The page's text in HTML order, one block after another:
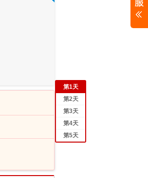
第1天
第2天
第3天
第4天
第5天